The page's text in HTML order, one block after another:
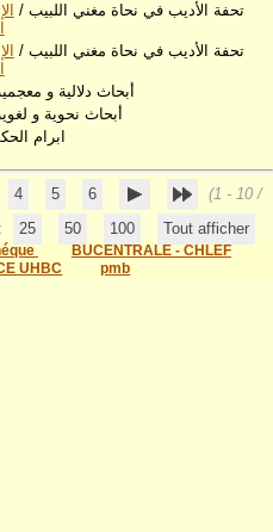
1. تحفة الأديب في نحاة مغني اللبيب /
2. تحفة الأديب في نحاة مغني اللبيب /
أبحاث دلالية و
أبحاث نحوية و
ابرام
4 5 6
(1 - 10 /
25 50 100 Tout afficher
BUCENTRALE - CHLEF
UHBC
pmb